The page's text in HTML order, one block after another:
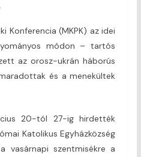
Konferencia (MKPK) az idei
módon – tartós
az orosz-ukrán háborús
és a menekültek
20-tól 27-ig hirdették
Katolikus Egyházközség
vasárnapi szentmisékre a